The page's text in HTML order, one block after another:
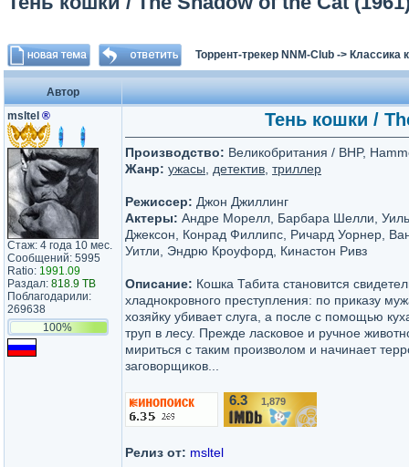
Торрент-трекер NNM-Club -> Классика
Автор
msltel ®
Стаж: 4 года 10 мес.
Сообщений: 5995
Ratio: 1991.09
Раздал: 818.9 TB
Поблагодарили:
269638
100%
Тень кошки /
Производство: Великобритания / BHP,
Жанр: ужасы детектив триллер
Режиссер: Джон Джиллинг
Актеры: Андре Морелл, Барбара Шелли,
Джексон, Конрад Филлипс, Ричард Уорнер,
Уитли, Эндрю Кроуфорд, Кинастон Ривз
Описание: Кошка Табита становится
хладнокровного преступления: по приказу
хозяйку убивает слуга, а после с помощью
труп в лесу. Прежде ласковое и ручное
мириться с таким произволом и начинает
заговорщиков...
6.3 1,879
Релиз от: msltel